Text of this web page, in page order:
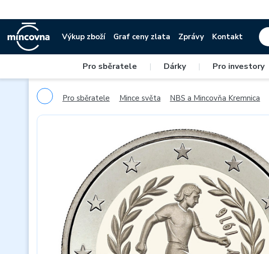
Výkup zboží Graf ceny zlata Zprávy Kontakt
Pro sběratele | Dárky | Pro investory
Pro sběratele Mince světa NBS a Mincovňa Kremnica